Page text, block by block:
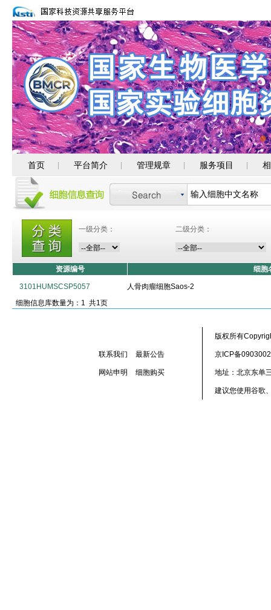
首页 平台简介 管理规章 服务项目
一级分类： 二级分类：
资源编号 细胞
3101HUMSCSP5057
人骨肉瘤细胞Saos-2
细胞信息库数量为：1 共1页
联系我们 最新公告
网站申明 细胞购买
版权所有
京ICP备
地址：北京东单
建议您使用谷歌